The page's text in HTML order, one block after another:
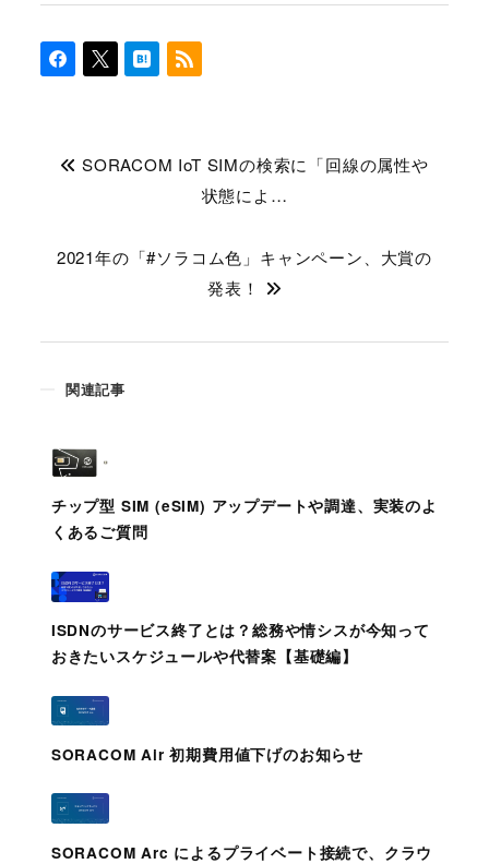
関連記事
チップ型 SIM (eSIM) アップデートや調達、実装のよ
くあるご質問
ISDNのサービス終了とは？総務や情シスが今知って
おきたいスケジュールや代替案【基礎編】
SORACOM Air 初期費用値下げのお知らせ
SORACOM Arc によるプライベート接続で、クラウ
SORACOM IoT SIMの検索に「回線の属性や
状態によ…
2021年の「#ソラコム色」キャンペーン、大賞の
発表！